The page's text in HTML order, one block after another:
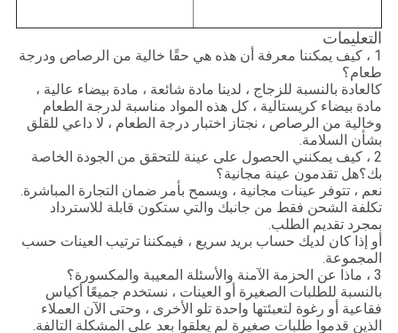
التعليمات
1 ، كيف يمكننا معرفة أن هذه هي حقًا خالية من الرصاص ودرجة
طعام؟
كالعادة بالنسبة للزجاج ، لدينا مادة شائعة ، مادة بيضاء عالية ،
مادة بيضاء كريستالية ، كل هذه المواد مناسبة لدرجة الطعام
وخالية من الرصاص ، نجتاز اختبار درجة الطعام ، لا داعي للقلق
بشأن السلامة.
2 ، كيف يمكنني الحصول على عينة للتحقق من الجودة الخاصة
بك؟هل تقدمون عينة مجانية؟
نعم ، تتوفر عينات مجانية ، ويسمح بأمر ضمان التجارة المباشرة.
تكلفة الشحن فقط من جانبك والتي ستكون قابلة للاسترداد
بمجرد تقديم الطلب.
أو إذا كان لديك حساب بريد سريع ، فيمكننا ترتيب العينات حسب
المجموعة.
3 ، ماذا عن الحزمة الآمنة والأسئلة المعيبة والمكسورة؟
بالنسبة للطلبات الصغيرة أو العينات ، نستخدم جميعًا أكياس
فقاعية أو رغوة لتعبئتها واحدة تلو الأخرى ، وحتى الآن العملاء
الذين قدموا طلبات صغيرة لم يعلقوا بعد على المشكلة التالفة.